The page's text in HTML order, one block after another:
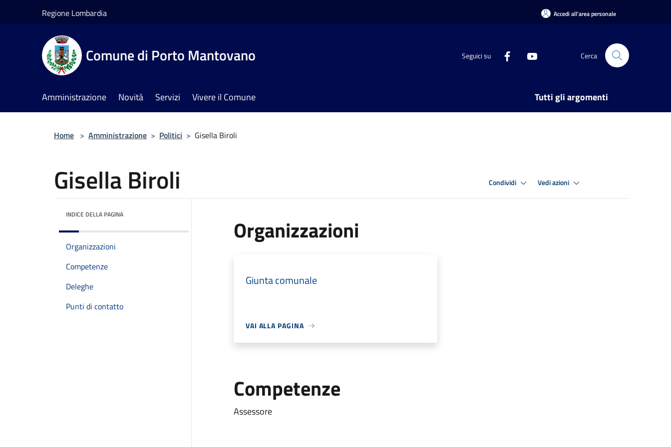
Regione Lombardia Accedi all'area personale
Comune di Porto Mantovano Seguici su Cerca
Amministrazione Novità Servizi Vivere il Comune Tutti gli argomenti
Home > Amministrazione > Politici > Gisella Biroli
Gisella Biroli Condividi Vedi azioni
INDICE DELLA PAGINA
Organizzazioni
Competenze
Deleghe
Punti di contatto
Organizzazioni
Giunta comunale
VAI ALLA PAGINA
Competenze
Assessore